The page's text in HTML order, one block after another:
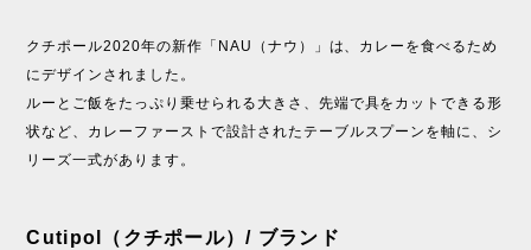
クチポール2020年の新作「NAU（ナウ）」は、カレーを食べるため
にデザインされました。
ルーとご飯をたっぷり乗せられる大きさ、先端で具をカットできる形
状など、カレーファーストで設計されたテーブルスプーンを軸に、シ
リーズ一式があります。
Cutipol（クチポール）/ ブランド